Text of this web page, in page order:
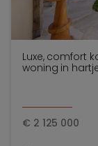
Luxe, comfort
woning in
€ 2 125 000